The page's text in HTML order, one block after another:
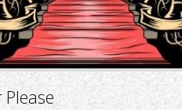
Please